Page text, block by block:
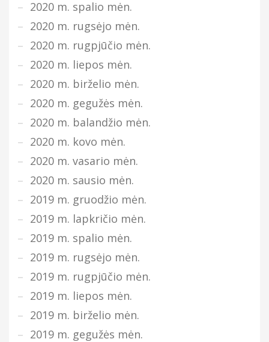
2020 m. spalio mėn.
2020 m. rugsėjo mėn.
2020 m. rugpjūčio mėn.
2020 m. liepos mėn.
2020 m. birželio mėn.
2020 m. gegužės mėn.
2020 m. balandžio mėn.
2020 m. kovo mėn.
2020 m. vasario mėn.
2020 m. sausio mėn.
2019 m. gruodžio mėn.
2019 m. lapkričio mėn.
2019 m. spalio mėn.
2019 m. rugsėjo mėn.
2019 m. rugpjūčio mėn.
2019 m. liepos mėn.
2019 m. birželio mėn.
2019 m. gegužės mėn.